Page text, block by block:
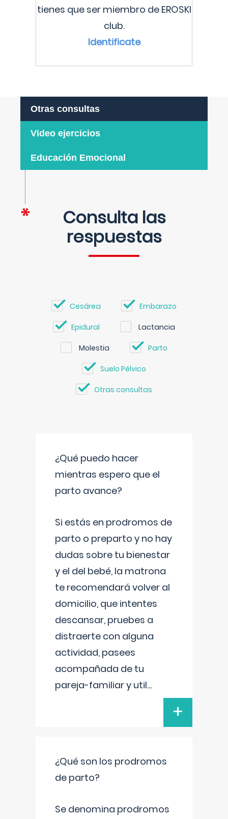
tienes que ser miembro de EROSKI
club.
Identificate
Otras consultas
Video ejercicios
Educación Emocional
Consulta las
respuestas
Cesárea Embarazo
Epidural Lactancia
Molestia Parto
Suelo Pélvico
Otras consultas
¿Qué puedo hacer
mientras espero que el
parto avance?
Si estás en prodromos de
parto o preparto y no hay
dudas sobre tu bienestar
y el del bebé, la matrona
te recomendará volver al
domicilio, que intentes
descansar, pruebes a
distraerte con alguna
actividad, pasees
acompañada de tu
pareja-familiar y util...
+
¿Qué son los prodromos
de parto?
Se denomina prodromos